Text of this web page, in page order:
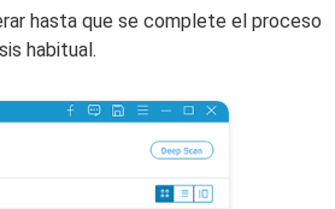
hasta que se complete el proceso
habitual.